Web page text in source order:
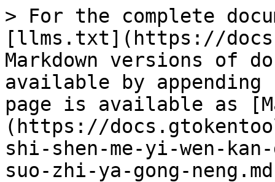
> For the complete
[llms.txt](https://
Markdown versions of
available by
page is available as
(https://
shi-shen-me-yi-wen-
suo-zhi-ya-gong-